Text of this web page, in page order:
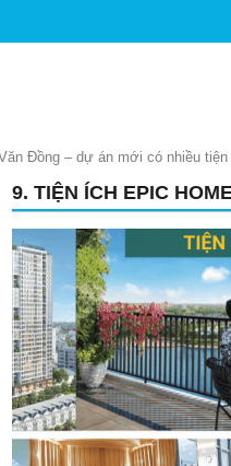
Đồng – dự án mới có nhiều
9. TIỆN ÍCH EPIC